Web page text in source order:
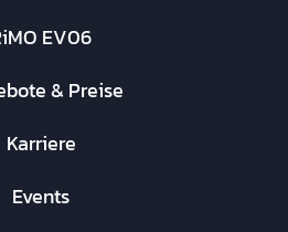
EV06
& Preise
Karriere
Events